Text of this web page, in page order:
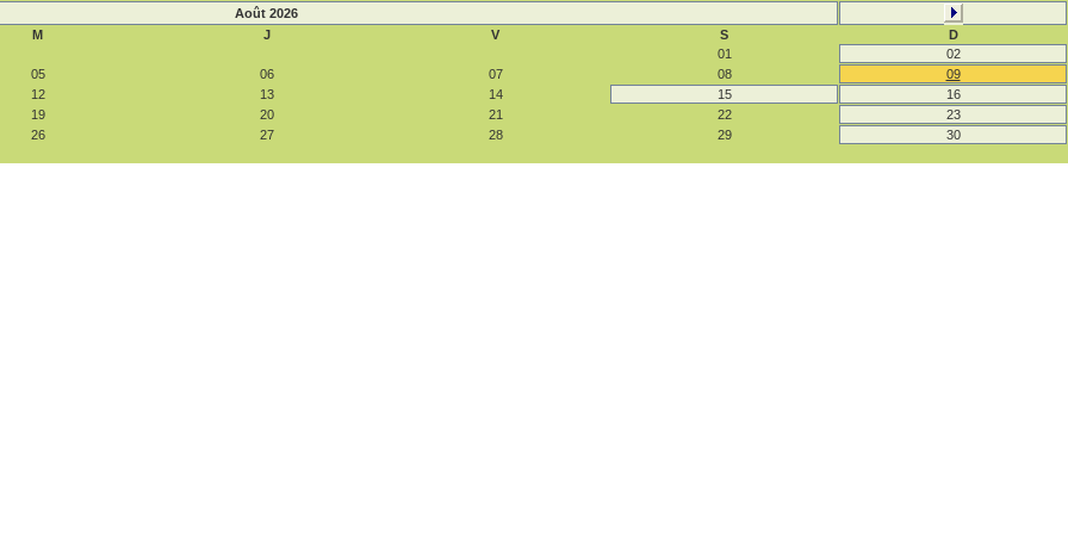
Août 2026
M
J V S
D
01
02
05
06 07 08
09
12
13 14 15
16
19
20 21 22
23
26
27 28 29 30